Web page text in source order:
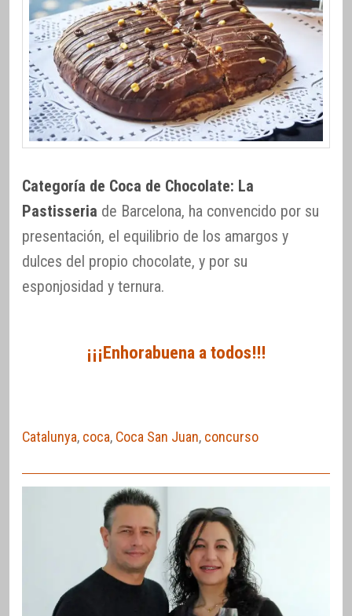
Categoría de Coca de Chocolate: La
Pastisseria de Barcelona, ha convencido por su
presentación, el equilibrio de los amargos y
dulces del propio chocolate, y por su
esponjosidad y ternura.
¡¡¡Enhorabuena a todos!!!
Catalunya, coca, Coca San Juan, concurso